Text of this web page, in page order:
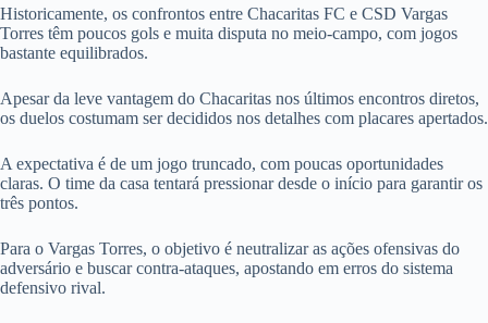
Historicamente, os confrontos entre Chacaritas FC e CSD Vargas
Torres têm poucos gols e muita disputa no meio-campo, com jogos
bastante equilibrados.
Apesar da leve vantagem do Chacaritas nos últimos encontros diretos,
os duelos costumam ser decididos nos detalhes com placares apertados.
A expectativa é de um jogo truncado, com poucas oportunidades
claras. O time da casa tentará pressionar desde o início para garantir os
três pontos.
Para o Vargas Torres, o objetivo é neutralizar as ações ofensivas do
adversário e buscar contra-ataques, apostando em erros do sistema
defensivo rival.